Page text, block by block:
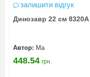
залишити відгук
Динозавр 22 см 8320A
Автор: Ма
448.54 грн.